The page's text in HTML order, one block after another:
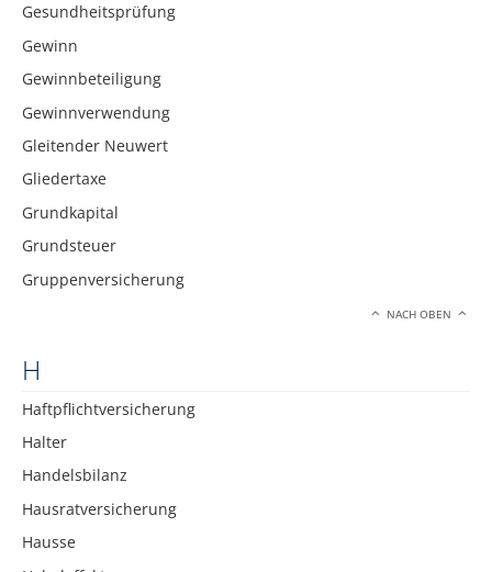
Gesundheitsprüfung
Gewinn
Gewinnbeteiligung
Gewinnverwendung
Gleitender Neuwert
Gliedertaxe
Grundkapital
Grundsteuer
Gruppenversicherung
NACH OBEN
H
Haftpflichtversicherung
Halter
Handelsbilanz
Hausratversicherung
Hausse